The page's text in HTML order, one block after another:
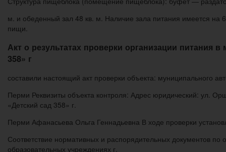
м. и обеденный зал 48 кв. м. Наличие зала питания имеется
пищи.
Акт о результатах проверки организации
358» г
составили настоящий акт проверки объекта: муниципального
Перми Реквизиты объекта контроля: Адрес юридический: ул.
«Детский сад 358» г.
Перми Афанасьева Ольга Геннадьевна В ходе проверки
Соответствие нормативных и распорядительных документов
образовательных учреждениях г.